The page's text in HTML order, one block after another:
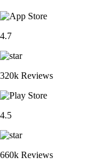
4.7
320k Reviews
4.5
660k Reviews